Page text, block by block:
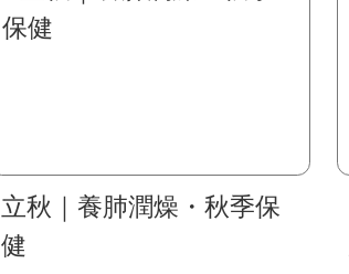
立秋｜養肺潤燥・秋季保
健